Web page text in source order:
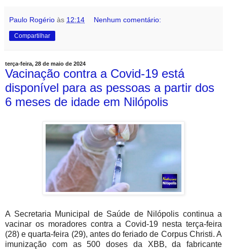
Paulo Rogério às 12:14 Nenhum comentário:
Compartilhar
terça-feira, 28 de maio de 2024
Vacinação contra a Covid-19 está
disponível para as pessoas a partir dos
6 meses de idade em Nilópolis
A Secretaria Municipal de Saúde de Nilópolis continua a
vacinar os moradores contra a Covid-19 nesta terça-feira
(28) e quarta-feira (29), antes do feriado de Corpus Christi. A
imunização com as 500 doses da XBB, da fabricante